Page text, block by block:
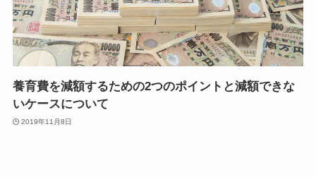
養育費を減額するための2つのポイントと減額できな
いケースについて
2019年11月8日